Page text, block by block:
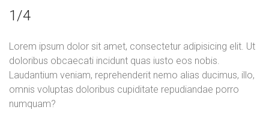
1/4
Lorem ipsum dolor sit amet, consectetur adipisicing elit. Ut
doloribus obcaecati incidunt quas iusto eos nobis.
Laudantium veniam, reprehenderit nemo alias ducimus, illo,
omnis voluptas doloribus cupiditate repudiandae porro
numquam?